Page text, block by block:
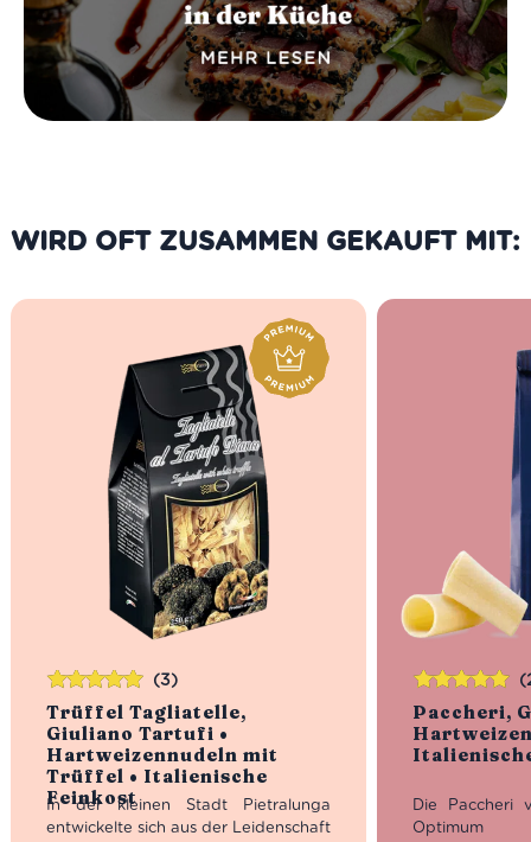
WIRD OFT ZUSAMMEN GEKAUFT MIT:
Trüffel Tagliatelle,
Giuliano Tartufi •
Hartweizennudeln mit
Trüffel • Italienische
Feinkost
(3)
In der kleinen Stadt Pietralunga
entwickelte sich aus der Leidenschaft
Bewertet
mit5.00von
5
Paccheri,
Die Paccheri
Bewertet
mit5.00 von
5